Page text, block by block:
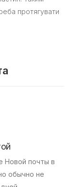
протягувати
Новой почты в
обычно не